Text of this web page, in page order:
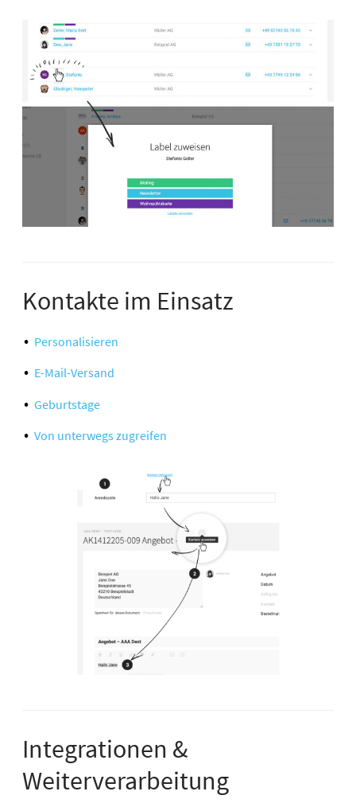
Kontakte im Einsatz
Personalisieren
E-Mail-Versand
Geburtstage
Von unterwegs zugreifen
Integrationen &
Weiterverarbeitung